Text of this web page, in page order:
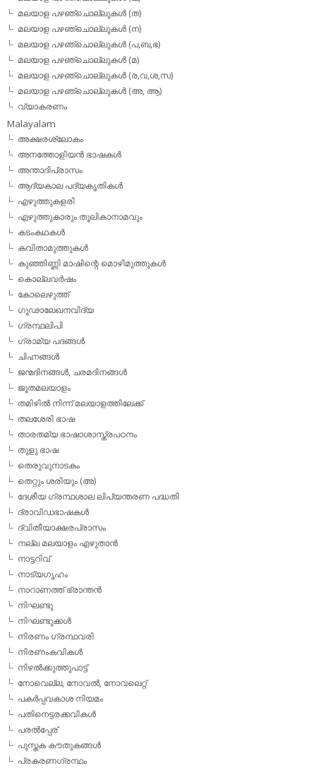
മലയാള പഴഞ്ചൊല്ലുകള്‍ (ത)
മലയാള പഴഞ്ചൊല്ലുകള്‍ (ന)
മലയാള പഴഞ്ചൊല്ലുകള്‍ (പ,ബ,ഭ)
മലയാള പഴഞ്ചൊല്ലുകള്‍ (മ)
മലയാള പഴഞ്ചൊല്ലുകള്‍ (ര,വ,ശ,സ)
മലയാള പഴഞ്ചൊല്ലുകൾ (അ, ആ)
വ്യാകരണം
Malayalam
അക്ഷരശ്ലോകം
അനത്തോളിയന്‍ ഭാഷകള്‍
അന്താദിപ്രാസം
ആദ്യകാല പദ്യകൃതികള്‍
എഴുത്തുകളരി
എഴുത്തുകാരും തൂലികാനാമവും
കടംകഥകള്‍
കവിതാമുത്തുകള്‍
കുഞ്ഞിണ്ണി മാഷിന്റെ മൊഴിമുത്തുകള്‍
കൊല്ലവര്‍ഷം
കോലെഴുത്ത്
ഗൂഢാലേഖനവിദ്യ
ഗ്രന്ഥലിപി
ഗ്രാമ്യ പദങ്ങള്‍
ചിഹ്നങ്ങള്‍
ജന്മദിനങ്ങള്‍, ചരമദിനങ്ങള്‍
ജൂതമലയാളം
തമിഴില്‍ നിന്ന് മലയാളത്തിലേക്ക്
തലശേരി ഭാഷ
താരതമ്യ ഭാഷാശാസ്ത്രപഠനം
തുളു ഭാഷ
തെരുവുനാടകം
തെറ്റും ശരിയും (അ)
ദേശീയ ഗ്രന്ഥശാല ലിപ്യന്തരണ പദ്ധതി
ദ്രാവിഡഭാഷകള്‍
ദ്വിതീയാക്ഷരപ്രാസം
നല്ല മലയാളം എഴുതാന്‍
നാട്ടറിവ്
നാട്യഗൃഹം
നാറാണത്ത് ഭ്രാന്തന്‍
നിഘണ്ടു
നിഘണ്ടുക്കള്‍
നിരണം ഗ്രന്ഥവരി
നിരണംകവികള്‍
നിഴല്‍ക്കുത്തുപാട്ട്
നോവെല്ല, നോവല്‍, നോവലെറ്റ്
പകര്‍പ്പവകാശ നിയമം
പതിനെട്ടരക്കവികള്‍
പരല്‍പ്പേര്
പുസ്തക കൗതുകങ്ങള്‍
പ്രകരണഗ്രന്ഥം